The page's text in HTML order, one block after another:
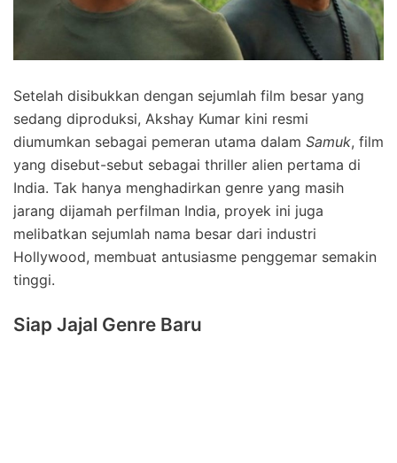
Setelah disibukkan dengan sejumlah film besar yang
sedang diproduksi, Akshay Kumar kini resmi
diumumkan sebagai pemeran utama dalam Samuk, film
yang disebut-sebut sebagai thriller alien pertama di
India. Tak hanya menghadirkan genre yang masih
jarang dijamah perfilman India, proyek ini juga
melibatkan sejumlah nama besar dari industri
Hollywood, membuat antusiasme penggemar semakin
tinggi.
Siap Jajal Genre Baru